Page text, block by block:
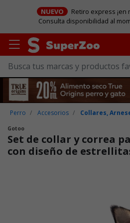
NUEVO
Retiro express ¡en
Consulta disponibilidad al
Perro Accesorios Collares,
Gotoo
Set de collar y correa
con diseño de